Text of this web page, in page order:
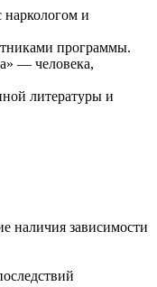
наркологом и
программы.
— человека,
литературы и
наличия зависимости